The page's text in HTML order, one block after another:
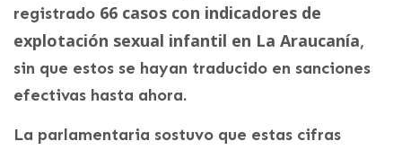
registrado 66 casos con indicadores de
explotación sexual infantil en La Araucanía,
sin que estos se hayan traducido en sanciones
efectivas hasta ahora.
La parlamentaria sostuvo que estas cifras